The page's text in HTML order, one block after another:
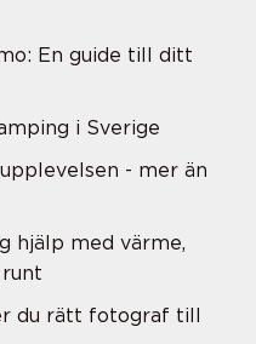
En guide till ditt
i Sverige
- mer än
hjälp med värme,
du rätt fotograf till